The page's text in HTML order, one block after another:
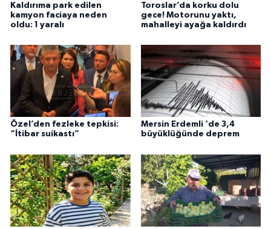
Kaldırıma park edilen
kamyon faciaya neden
oldu: 1 yaralı
Toroslar’da korku dolu
gece! Motorunu yaktı,
mahalleyi ayağa kaldırdı
Özel’den fezleke tepkisi:
“İtibar suikastı”
Mersin Erdemli ‘de 3,4
büyüklüğünde deprem